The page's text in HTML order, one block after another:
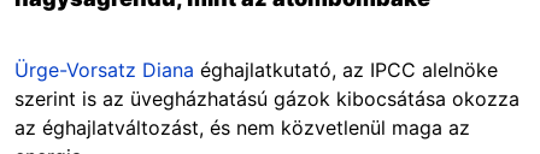
Ürge-Vorsatz Diana éghajlatkutató, az IPCC alelnöke
szerint is az üvegházhatású gázok kibocsátása okozza
az éghajlatváltozást, és nem közvetlenül maga az